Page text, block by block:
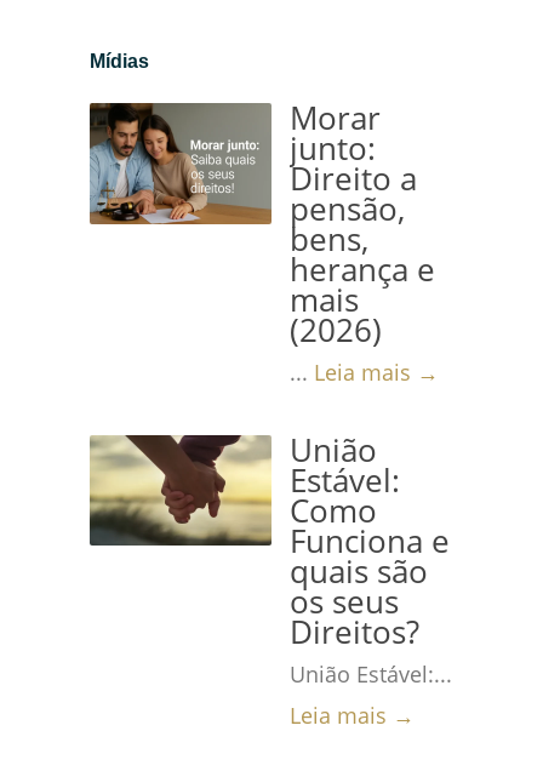
Mídias
Morar
junto:
Direito a
pensão,
bens,
herança e
mais
(2026)
... Leia mais →
União
Estável:
Como
Funciona e
quais são
os seus
Direitos?
União Estável:...
Leia mais →